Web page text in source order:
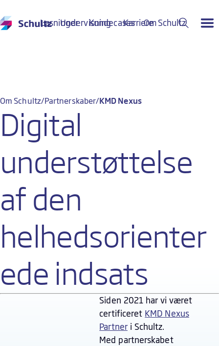
LøsningerUndervisningKundecasesKarriereOm Schultz
Om Schultz Partnerskaber KMD Nexus
Digital
understøttelse
af den
helhedsorienter
ede indsats
Siden 2021 har vi været
certificeret KMD Nexus
Partneri Schultz.
Med partnerskabet